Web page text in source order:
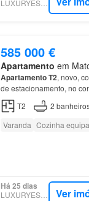
LUXURYESTATE
585 000 €
Apartamento em
ApartamentoT2, novo,
de estacionamento, no
T0, T1,
T3 , com
T2 2
Varanda Cozinha
Há 25 dias
LUXURYESTATE Ver